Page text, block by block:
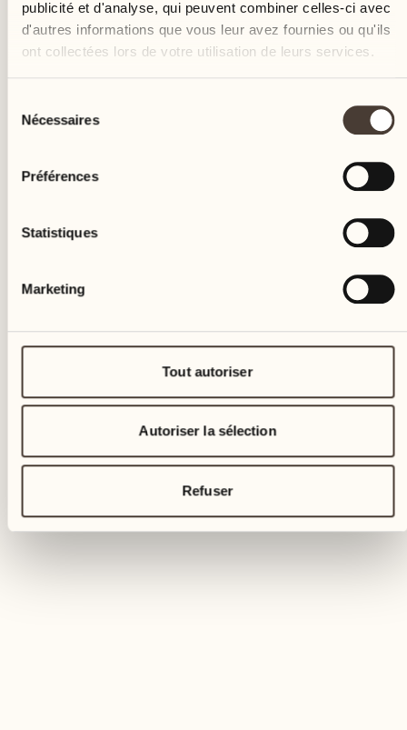
publicité et d'analyse, qui peuvent combiner celles-ci avec
d'autres informations que vous leur avez fournies ou qu'ils
ont collectées lors de votre utilisation de leurs services.
Nécessaires
Préférences
Statistiques
Marketing
Tout autoriser
Autoriser la sélection
Refuser